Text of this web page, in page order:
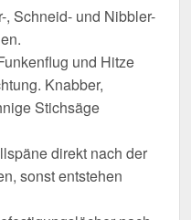
, Schneid- und Nibbler-
und Hitze
Knabber,
Stichsäge
direkt nach der
sonst entstehen